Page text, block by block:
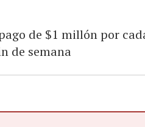
de $1 millón por
de semana